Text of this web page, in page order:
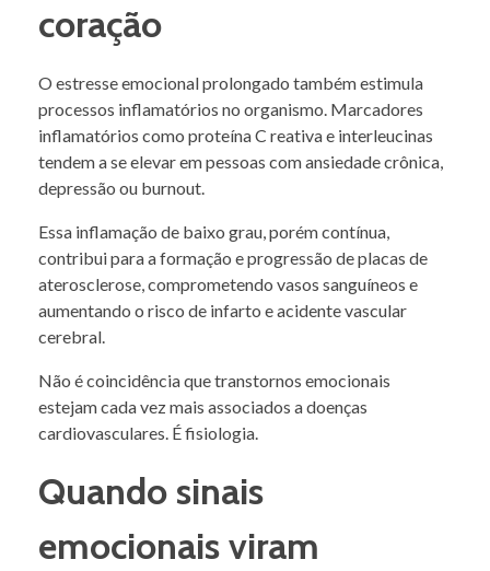
coração
O estresse emocional prolongado também estimula
processos inflamatórios no organismo. Marcadores
inflamatórios como proteína C reativa e interleucinas
tendem a se elevar em pessoas com ansiedade crônica,
depressão ou burnout.
Essa inflamação de baixo grau, porém contínua,
contribui para a formação e progressão de placas de
aterosclerose, comprometendo vasos sanguíneos e
aumentando o risco de infarto e acidente vascular
cerebral.
Não é coincidência que transtornos emocionais
estejam cada vez mais associados a doenças
cardiovasculares. É fisiologia.
Quando sinais
emocionais viram